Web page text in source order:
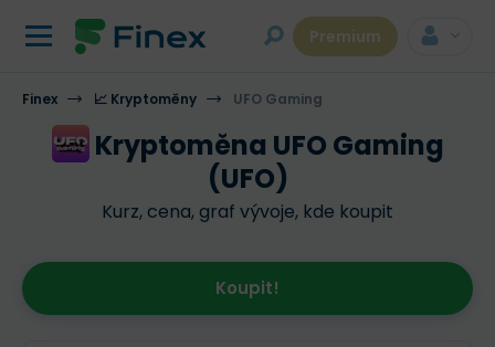
Premium
Finex 📈 Kryptoměny UFO Gaming
Kryptoměna UFO Gaming
(UFO)
Kurz, cena, graf vývoje, kde koupit
Koupit!